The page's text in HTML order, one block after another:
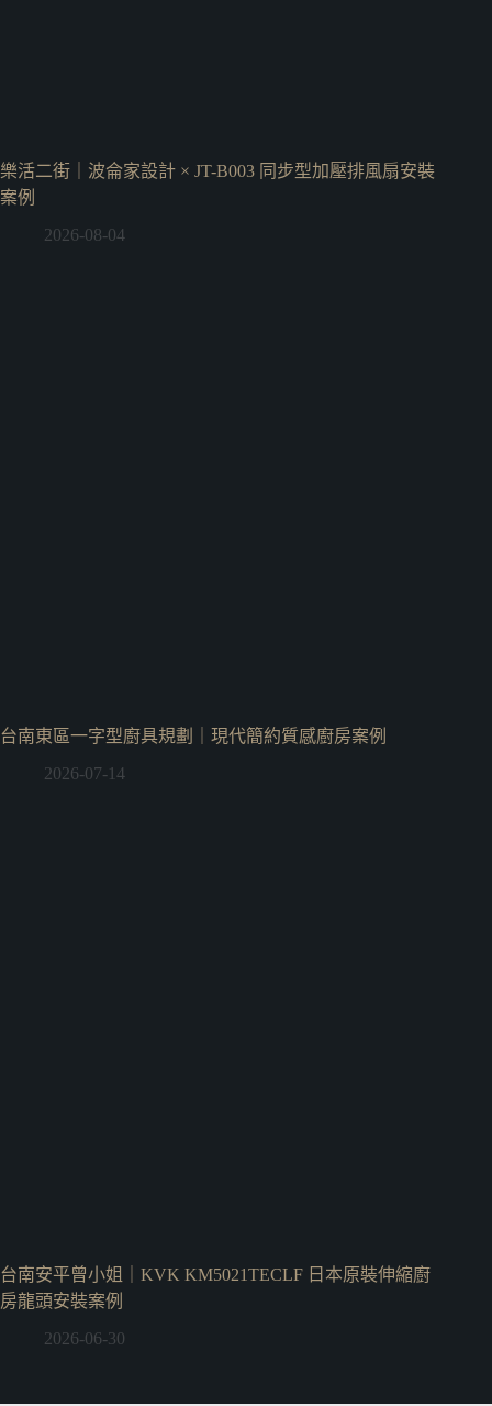
樂活二街｜波侖家設計 × JT-B003 同步型加壓排風扇安裝
案例
2026-08-04
台南東區一字型廚具規劃｜現代簡約質感廚房案例
2026-07-14
台南安平曾小姐｜KVK KM5021TECLF 日本原裝伸縮廚
房龍頭安裝案例
2026-06-30